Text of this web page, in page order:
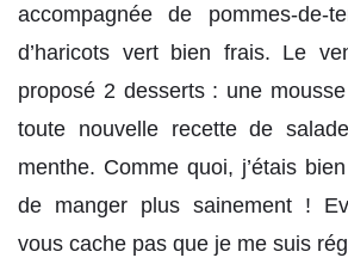
accompagnée de pommes-de-
d’haricots vert bien frais. Le
proposé 2 desserts : une
toute nouvelle recette de
menthe. Comme quoi, j’étais
de manger plus sainement !
vous cache pas que je me suis